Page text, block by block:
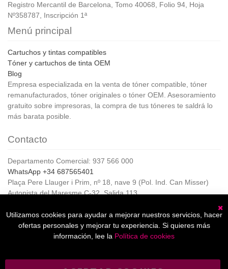
Registro Mercantil de Barcelona, Tomo 40068, Folio 94, Hoja
Nº358787, Inscripción 1ª
Menú principal
Cartuchos y tintas compatibles
Tóner y cartuchos de tinta OEM
Blog
Empresa especializada en la venta de tóner compatible, tóner
remanufacturados, tóner originales o tóner OEM. Asesoramiento
gratuito sobre impresoras, la compra de tus tóneres te saldrá lo
más barata posible.
Contacto
Departamento Comercial: 937 566 000
WhatsApp +34 687565401
Plaça Pere Llauger i Prim, nº 18, nave 9 (Pol. Ind. Can Misser)
Autopista del Maresme C-32, Salida 113
Horario de Atención al cliente:
De lunes a jueves de 8:00 a 17:00,
Viernes de 8:00 a 15:00
Utilizamos cookies para ayudar a mejorar nuestros servicios, hacer
ofertas personales y mejorar tu experiencia. Si quieres más
información, lee la Política de cookies